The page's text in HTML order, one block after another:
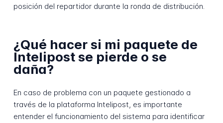
posición del repartidor durante la ronda de distribución.
¿Qué hacer si mi paquete de
Intelipost se pierde o se
daña?
En caso de problema con un paquete gestionado a
través de la plataforma Intelipost, es importante
entender el funcionamiento del sistema para identificar